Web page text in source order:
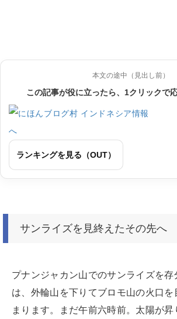
本文の途中（見出し前）
この記事が役に立ったら、1クリックで
ランキングを見る（OUT）
サンライズを見終えたその先へ
プナンジャカン山でのサンライズを存
は、外輪山を下りてブロモ山の火口
まります。まだ午前六時前。太陽が